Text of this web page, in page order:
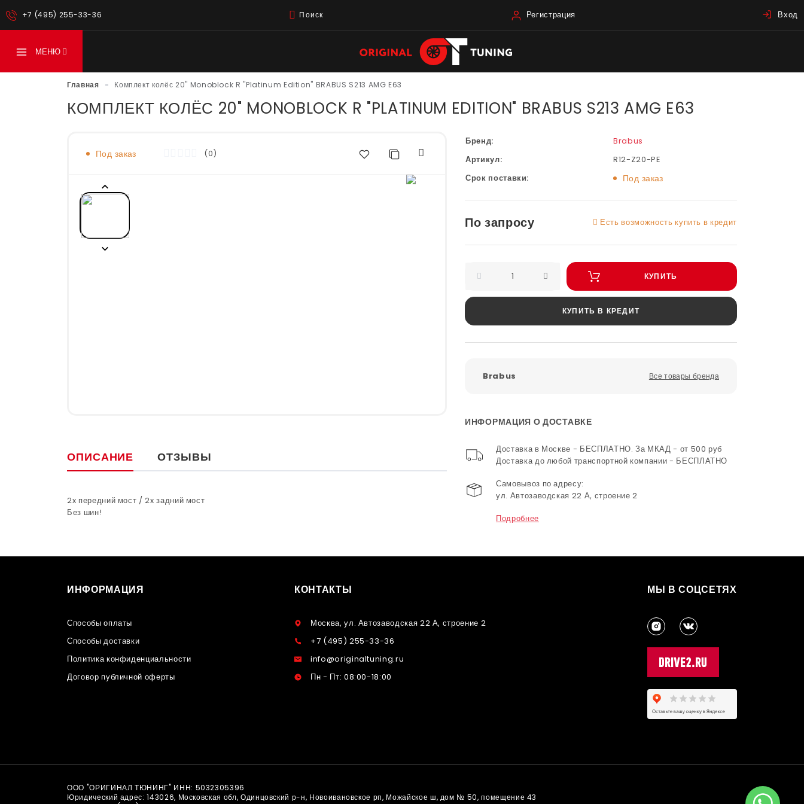
+7 (495) 255-33-36 Поиск Регистрация Вход
МЕНЮ
Главная - Комплект колёс 20" Monoblock R "Platinum Edition" BRABUS S213 AMG E63
КОМПЛЕКТ КОЛЁС 20" MONOBLOCK R "PLATINUM EDITION" BRABUS S213 AMG E63
Под заказ (0)
ОПИСАНИЕ ОТЗЫВЫ
2x передний мост / 2x задний мост
Без шин!
Бренд:
Brabus
Артикул:
R12-Z20-PE
Срок поставки:
Под заказ
По запросу Есть возможность купить в кредит
КУПИТЬ
КУПИТЬ В КРЕДИТ
Brabus Все товары бренда
ИНФОРМАЦИЯ О ДОСТАВКЕ
Доставка в Москве - БЕСПЛАТНО. За МКАД - от 500 руб
Доставка до любой транспортной компании - БЕСПЛАТНО
Самовывоз по адресу:
ул. Автозаводская 22 А, строение 2
Подробнее
ИНФОРМАЦИЯ
Способы оплаты
Способы доставки
Политика конфиденциальности
Договор публичной оферты
КОНТАКТЫ
Москва, ул. Автозаводская 22 А, строение 2
+7 (495) 255-33-36
info@originaltuning.ru
Пн - Пт: 08:00-18:00
МЫ В СОЦСЕТЯХ
ООО "ОРИГИНАЛ ТЮНИНГ" ИНН: 5032305396
Юридический адрес: 143026, Московская обл, Одинцовский р-н, Новоивановское рп, Можайское ш, дом № 50, помещение 43